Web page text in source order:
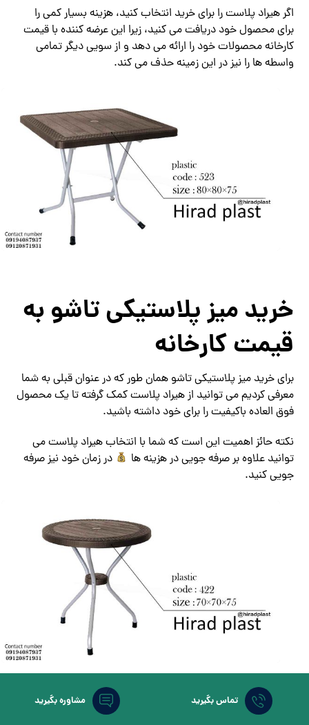
اگر هیراد پلاست را برای خرید انتخاب کنید، هزینه بسیار کمی را
برای محصول خود دریافت می کنید، زیرا این عرضه کننده با قیمت
کارخانه محصولات خود را ارائه می دهد و از سویی دیگر تمامی
واسطه ها را نیز در این زمینه حذف می کند.
خرید میز پلاستیکی تاشو به
قیمت کارخانه
برای خرید میز پلاستیکی تاشو همان طور که در عنوان قبلی به شما
معرفی کردیم می توانید از هیراد پلاست کمک گرفته تا یک محصول
فوق العاده باکیفیت را برای خود داشته باشید.
نکته حائز اهمیت این است که شما با انتخاب هیراد پلاست می
توانید علاوه بر صرفه جویی در هزینه ها
در زمان خود نیز صرفه
جویی کنید.
به این صورت که شما برای خرید میز پلاستیکی تاشو نیازی
نیست کیلومترها مسافت را برای رسیدن به فروشگاه طی کنید؛
کافیست تنها مرورگر سیستم یا تلفن همراه خود را باز کنید و
تماس بگیرید مشاوره بگیرید